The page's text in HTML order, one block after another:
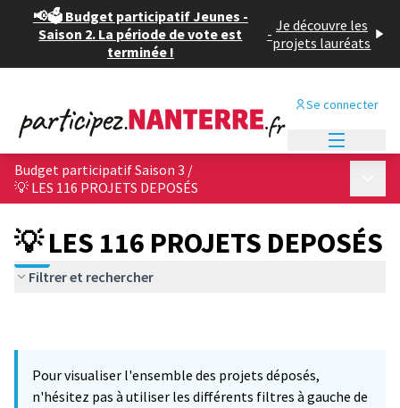
📢🗳️ Budget participatif Jeunes -
Saison 2. La période de vote est
terminée !
- Je découvre les
projets lauréats
Se connecter
Budget participatif Saison 3 /
💡 LES 116 PROJETS DEPOSÉS
💡 LES 116 PROJETS DEPOSÉS
Filtrer et rechercher
Pour visualiser l'ensemble des projets déposés,
n'hésitez pas à utiliser les différents filtres à gauche de